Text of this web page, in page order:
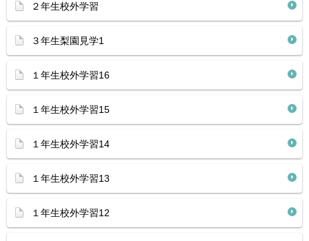
２年生校外学習
３年生梨園見学1
１年生校外学習16
１年生校外学習15
１年生校外学習14
１年生校外学習13
１年生校外学習12